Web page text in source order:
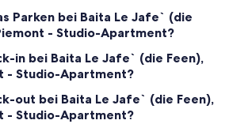
Parken bei Baita Le Jafe` (die
- Studio-Apartment?
in bei Baita Le Jafe` (die Feen),
- Studio-Apartment?
out bei Baita Le Jafe` (die Feen),
- Studio-Apartment?